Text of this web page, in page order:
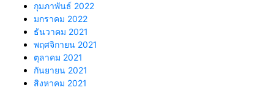
กุมภาพันธ์ 2022
มกราคม 2022
ธันวาคม 2021
พฤศจิกายน 2021
ตุลาคม 2021
กันยายน 2021
สิงหาคม 2021